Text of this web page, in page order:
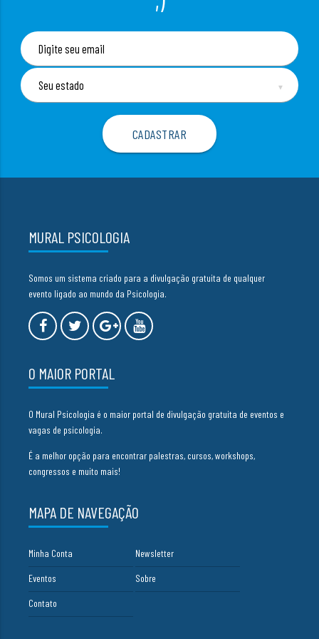
▼
MURAL PSICOLOGIA
Somos um sistema criado para a divulgação gratuita de qualquer
evento ligado ao mundo da Psicologia.
O MAIOR PORTAL
O Mural Psicologia é o maior portal de divulgação gratuita de eventos e
vagas de psicologia.
É a melhor opção para encontrar palestras, cursos, workshops,
congressos e muito mais!
MAPA DE NAVEGAÇÃO
Minha Conta Newsletter
Eventos Sobre
Contato